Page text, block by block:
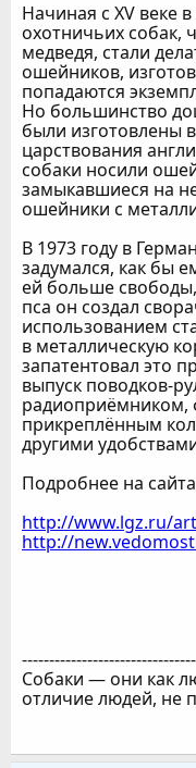
Начиная с XV веке
охотничьих собак,
медведя, стали
ошейников,
попадаются
Но большинство
были изготовлены
царствования
собаки носили
замыкавшиеся на
ошейники с
В 1973 году в
задумался, как бы
ей больше свободы,
пса он создал
использованием
в металлическую
запатентовал это
выпуск поводков-
прикреплённым
другими
Подробнее на
http://www.lgz.ru/
http://
Собаки — они как
отличие людей, не